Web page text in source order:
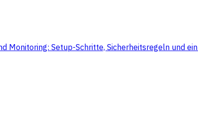
Monitoring: Setup-Schritte, Sicherheitsregeln und